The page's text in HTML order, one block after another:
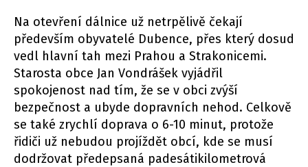
Na otevření dálnice už netrpělivě čekají
především obyvatelé Dubence, přes který dosud
vedl hlavní tah mezi Prahou a Strakonicemi.
Starosta obce Jan Vondrášek vyjádřil
spokojenost nad tím, že se v obci zvýší
bezpečnost a ubyde dopravních nehod. Celkově
se také zrychlí doprava o 6-10 minut, protože
řidiči už nebudou projíždět obcí, kde se musí
dodržovat předepsaná padesátikilometrová